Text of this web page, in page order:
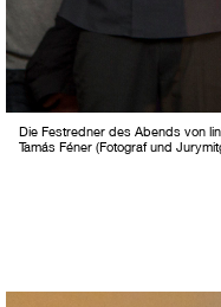
Die Festredner des Abends von
Tamás Féner (Fotograf und